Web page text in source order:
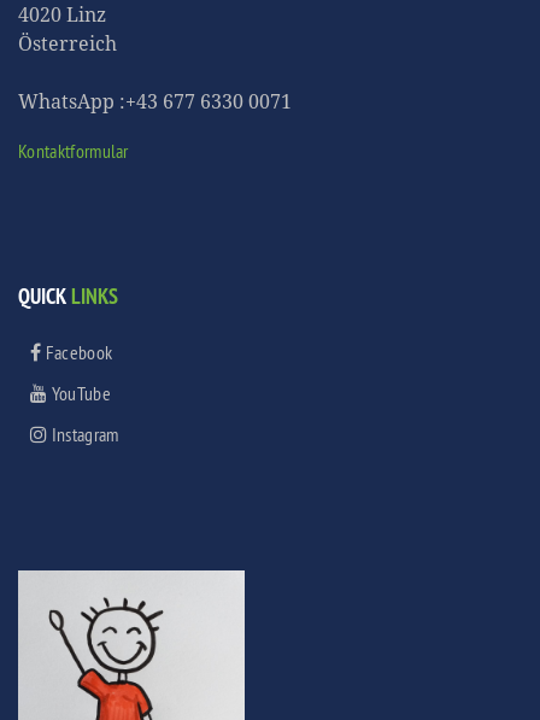
4020 Linz
Österreich
WhatsApp :+43 677 6330 0071
Kontaktformular
QUICKLINKS
Facebook
YouTube
Instagram